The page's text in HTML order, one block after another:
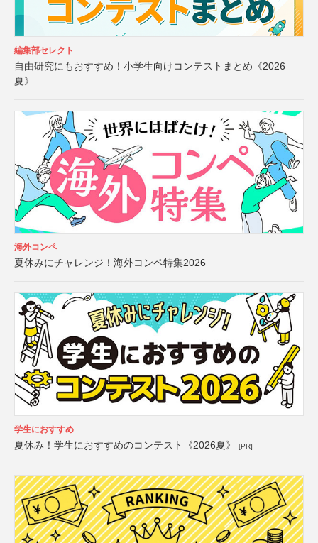
編集部セレクト
自由研究にもおすすめ！小学生向けコンテストまとめ《2026
夏》
海外コンペ
夏休みにチャレンジ！海外コンペ特集2026
学生におすすめ
夏休み！学生におすすめのコンテスト《2026夏》 [PR]